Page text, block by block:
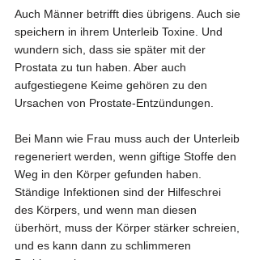
Auch Männer betrifft dies übrigens. Auch sie
speichern in ihrem Unterleib Toxine. Und
wundern sich, dass sie später mit der
Prostata zu tun haben. Aber auch
aufgestiegene Keime gehören zu den
Ursachen von Prostate-Entzündungen.
Bei Mann wie Frau muss auch der Unterleib
regeneriert werden, wenn giftige Stoffe den
Weg in den Körper gefunden haben.
Ständige Infektionen sind der Hilfeschrei
des Körpers, und wenn man diesen
überhört, muss der Körper stärker schreien,
und es kann dann zu schlimmeren